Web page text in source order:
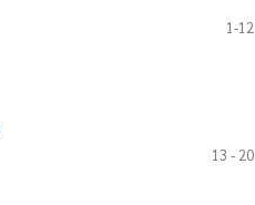
1-12
13 - 20